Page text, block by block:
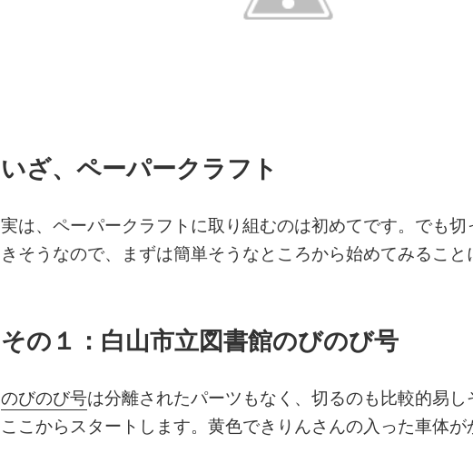
いざ、ペーパークラフト
実は、ペーパークラフトに取り組むのは初めてです。でも
きそうなので、まずは簡単そうなところから始めてみること
その１：白山市立図書館のびのび号
のびのび号は分離されたパーツもなく、切るのも比較的易し
ここからスタートします。黄色できりんさんの入った車体が